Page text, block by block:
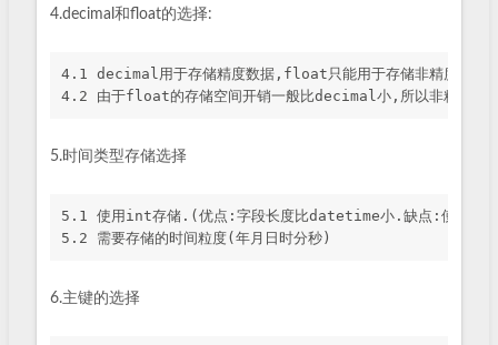
4.decimal和float的选择:
4.1 decimal用于存储精度数据,float只能用于存储非精度数据.
5.时间类型存储选择
5.1 使用int存储.(优点:字段长度比datetime小.缺点:使用不
6.主键的选择